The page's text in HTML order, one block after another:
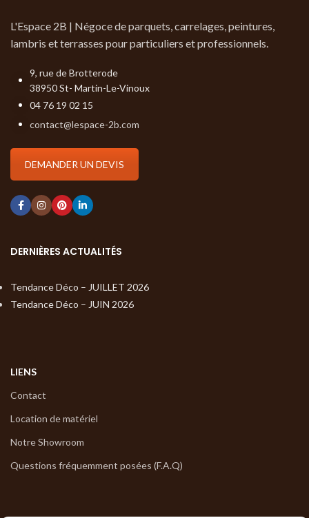
L'Espace 2B | Négoce de parquets, carrelages, peintures,
lambris et terrasses pour particuliers et professionnels.
9, rue de Brotterode
38950 St- Martin-Le-Vinoux
04 76 19 02 15
contact@lespace-2b.com
DEMANDER UN DEVIS
DERNIÈRES ACTUALITÉS
Tendance Déco – JUILLET 2026
Tendance Déco – JUIN 2026
LIENS
Contact
Location de matériel
Notre Showroom
Questions fréquemment posées (F.A.Q)